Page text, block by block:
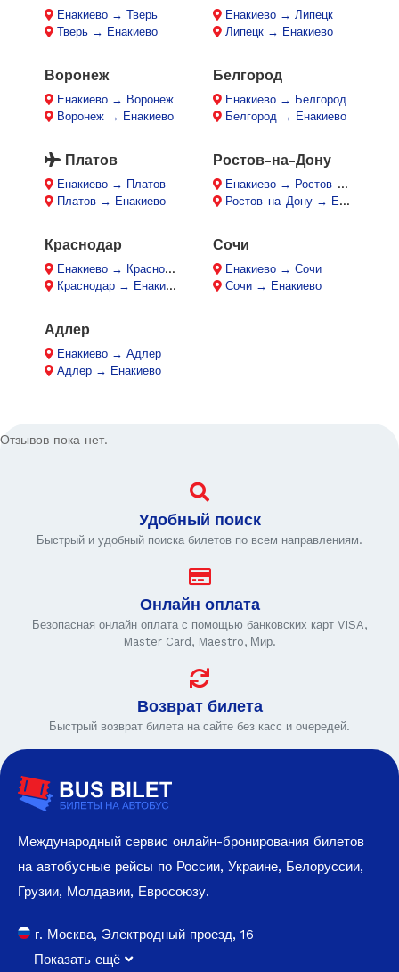
Енакиево → Тверь
Тверь → Енакиево
Енакиево → Липецк
Липецк → Енакиево
Воронеж
Енакиево → Воронеж
Воронеж → Енакиево
Белгород
Енакиево → Белгород
Белгород → Енакиево
Платов
Енакиево → Платов
Платов → Енакиево
Ростов-на-Дону
Енакиево → Ростов-на-Дону
Ростов-на-Дону → Енакиево
Краснодар
Енакиево → Краснодар
Краснодар → Енакиево
Сочи
Енакиево → Сочи
Сочи → Енакиево
Адлер
Енакиево → Адлер
Адлер → Енакиево
Отзывов пока нет.
Удобный поиск
Быстрый и удобный поиска билетов по всем направлениям.
Онлайн оплата
Безопасная онлайн оплата с помощью банковских карт VISA,
Master Card, Maestro, Мир.
Возврат билета
Быстрый возврат билета на сайте без касс и очередей.
Международный сервис онлайн-бронирования билетов
на автобусные рейсы по России, Украине, Белоруссии,
Грузии, Молдавии, Евросоюзу.
г. Москва, Электродный проезд, 16
Показать ещё